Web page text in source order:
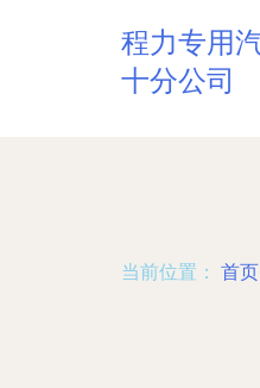
程力专用
十分公司
当前位置： 首页